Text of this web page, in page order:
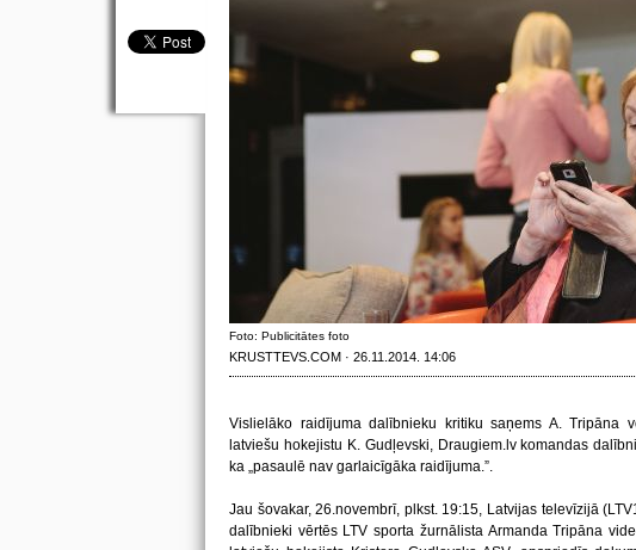
Foto: Publicitātes foto
KRUSTTEVS.COM · 26.11.2014. 14:06
Vislielāko raidījuma dalībnieku kritiku saņems A. Tripāna
latviešu hokejistu K. Gudļevski, Draugiem.lv komandas
ka „pasaulē nav garlaicīgāka raidījuma.”.
Jau šovakar, 26.novembrī, plkst. 19:15, Latvijas televīzijā
dalībnieki vērtēs LTV sporta žurnālista Armanda Tripāna